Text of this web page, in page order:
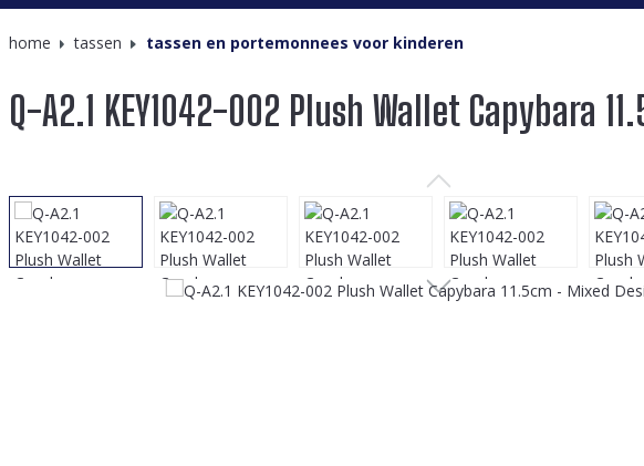
home tassen tassen en portemonnees voor kinderen
Q-A2.1 KEY1042-002 Plush Wallet Capybara
Afbeeldingengalerij overslaan